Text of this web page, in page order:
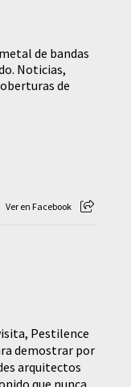
de bandas
Noticias,
de
Ver en Facebook
Pestilence
demostrar por
arquitectos
que nunca